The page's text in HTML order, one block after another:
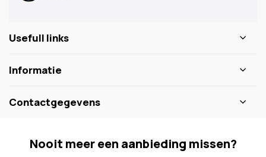
Usefull links
Informatie
Contactgegevens
Nooit meer een aanbieding missen?